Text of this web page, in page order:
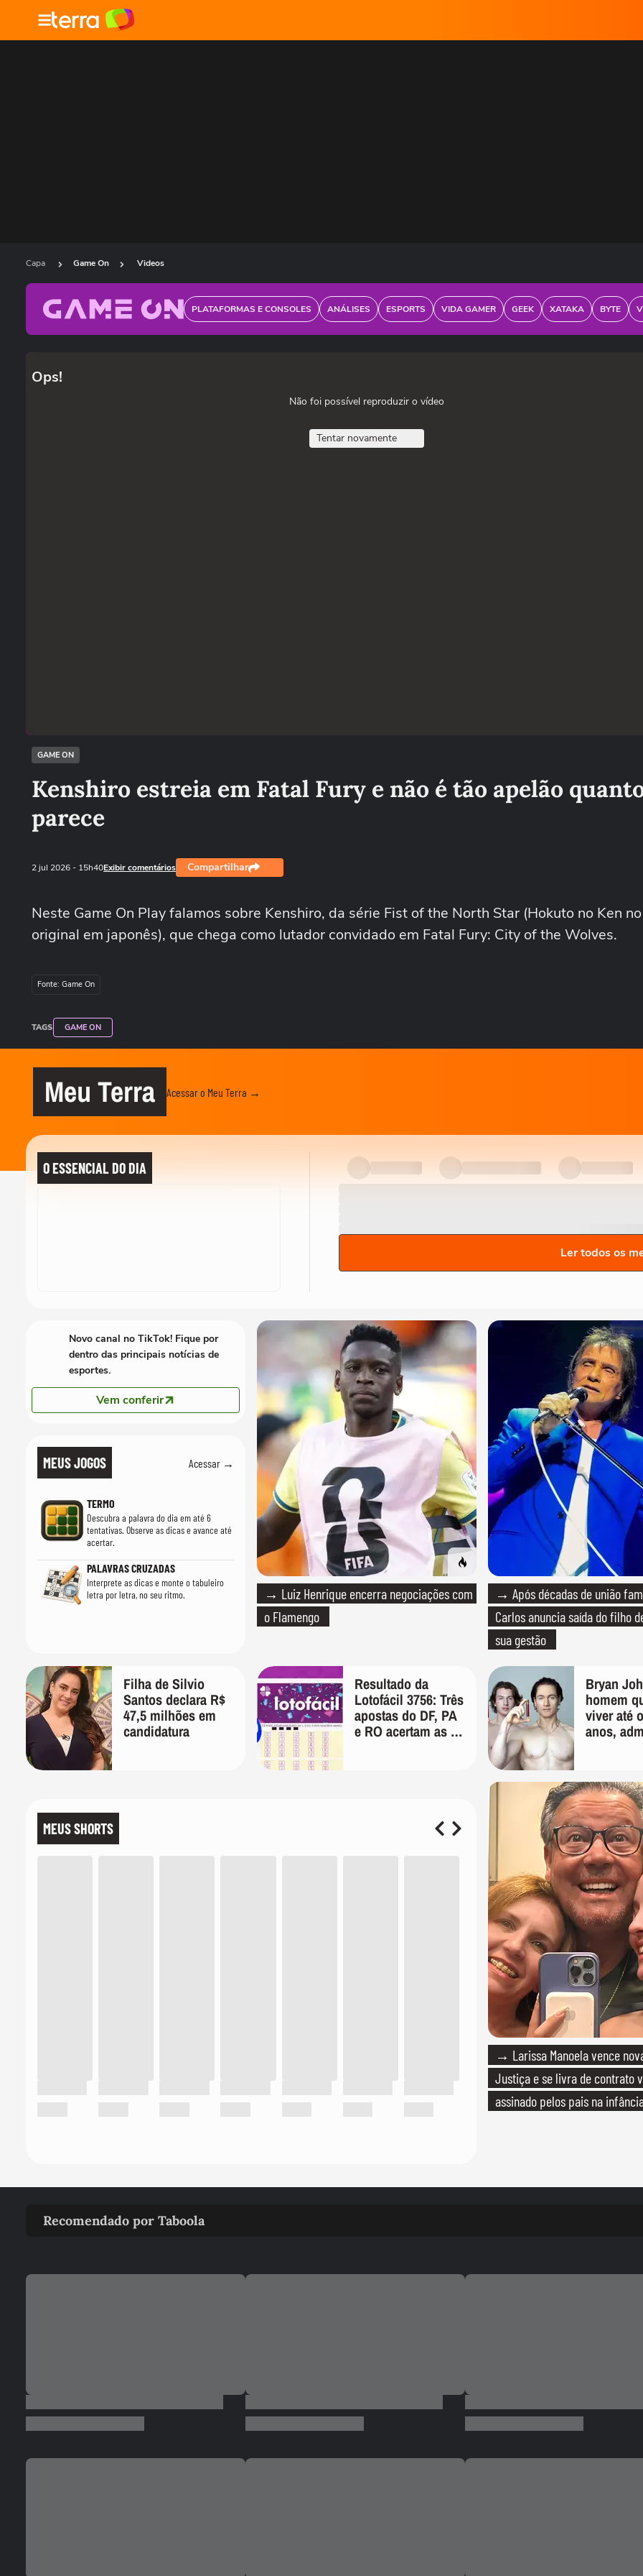
Capa Game On Videos
PLATAFORMAS E CONSOLES ANÁLISES ESPORTS VIDA GAMER GEEK XATAKA BYTE
Ops!
Não foi possível reproduzir o vídeo
Tentar novamente
GAME ON
Kenshiro estreia em Fatal Fury e não é tão apelão
parece
2 jul 2026- 15h40Exibir comentários Compartilhar
Neste Game On Play falamos sobre Kenshiro, da série Fist of the North Star (Hokuto no Ken
original em japonês), que chega como lutador convidado em Fatal Fury: City of the Wolves.
Fonte: Game On
TAGS GAME ON
Meu Terra Acessar o Meu Terra →
O ESSENCIAL DO DIA
Ler todos os
MEUS JOGOS Acessar →
TERMO
Descubra a palavra do dia em até 6
tentativas. Observe as dicas e avance até
acertar.
PALAVRAS CRUZADAS
Interprete as dicas e monte o tabuleiro
letra por letra, no seu ritmo.
→ Luiz Henrique encerra negociações com
o Flamengo
→ Após décadas de união
Carlos anuncia saída do filho
sua gestão
→ Larissa Manoela vence
Justiça e se livra de contrato
assinado pelos pais na
Filha de Silvio
Santos declara R$
47,5 milhões em
candidatura
Resultado da
Lotofácil 3756: Três
apostas do DF, PA
e RO acertam as 15
Bryan
homem
viver até
anos,
MEUS SHORTS
Novo canal no TikTok! Fique por
dentro das principais notícias de
esportes.
Vem conferir
Recomendado por Taboola